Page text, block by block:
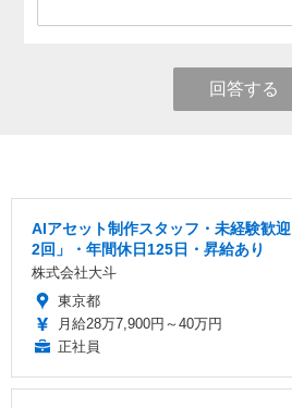
回答する
AIアセット制作スタッフ・未経験歓
2回」・年間休日125日・昇給あり
株式会社大斗
東京都
月給28万7,900円～40万円
正社員